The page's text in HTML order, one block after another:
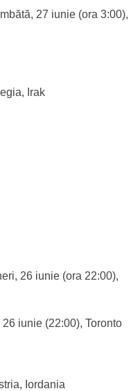
27 iunie (ora 3:00),
Irak
26 iunie (ora 22:00),
iunie (22:00), Toronto
Iordania